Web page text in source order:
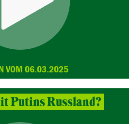
VOM 06.03.2025
Putins Russland?